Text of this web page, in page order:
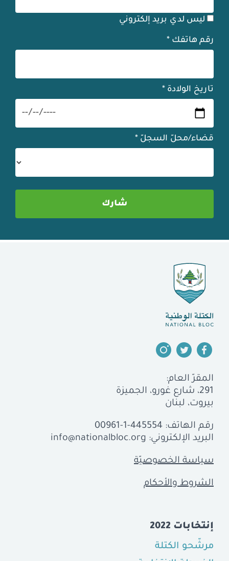
ليس لدي بريد إلكتروني
رقم هاتفك *
تاريخ الولادة *
قضاء/محلّ السجلّ *
المقرّ العام:
291، شارع غورو، الجميزة
بيروت، لبنان
رقم الهاتف: 00961-1-445554
البريد الإلكتروني: info@nationalbloc.org
سياسة الخصوصيّة
الشروط والأحكام
إنتخابات 2022
مرشّحو الكتلة